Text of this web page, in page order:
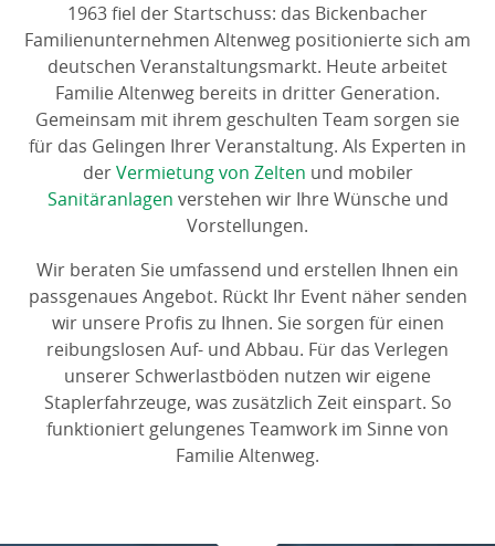
1963 fiel der Startschuss: das Bickenbacher
Familienunternehmen Altenweg positionierte sich am
deutschen Veranstaltungsmarkt. Heute arbeitet
Familie Altenweg bereits in dritter Generation.
Gemeinsam mit ihrem geschulten Team sorgen sie
für das Gelingen Ihrer Veranstaltung. Als Experten in
derVermietung von Zelten und mobiler
Sanitäranlagen verstehen wir Ihre Wünsche und
Vorstellungen.
Wir beraten Sie umfassend und erstellen Ihnen ein
passgenaues Angebot. Rückt Ihr Event näher senden
wir unsere Profis zu Ihnen. Sie sorgen für einen
reibungslosen Auf- und Abbau. Für das Verlegen
unserer Schwerlastböden nutzen wir eigene
Staplerfahrzeuge, was zusätzlich Zeit einspart. So
funktioniert gelungenes Teamwork im Sinne von
Familie Altenweg.